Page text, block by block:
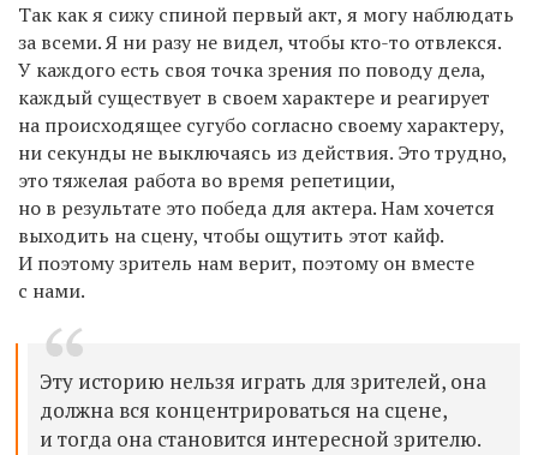
Так как я сижу спиной первый акт, я могу наблюдать
за всеми. Я ни разу не видел, чтобы кто-то отвлекся.
У каждого есть своя точка зрения по поводу дела,
каждый существует в своем характере и реагирует
на происходящее сугубо согласно своему характеру,
ни секунды не выключаясь из действия. Это трудно,
это тяжелая работа во время репетиции,
но в результате это победа для актера. Нам хочется
выходить на сцену, чтобы ощутить этот кайф.
И поэтому зритель нам верит, поэтому он вместе
с нами.
Эту историю нельзя играть для зрителей, она
должна вся концентрироваться на сцене,
и тогда она становится интересной зрителю.